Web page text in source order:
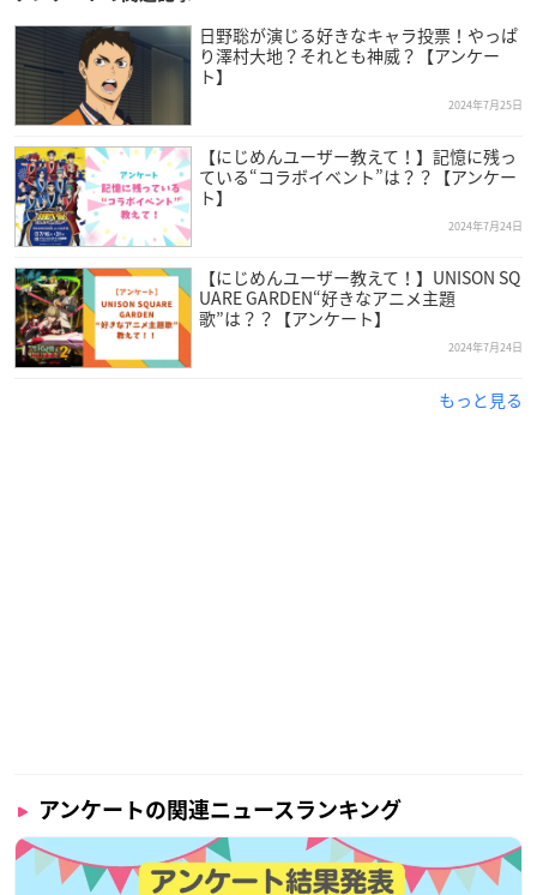
日野聡が演じる好きなキャラ投票！やっぱ
り澤村大地？それとも神威？【アンケー
ト】
2024年7月25日
【にじめんユーザー教えて！】記憶に残っ
ている“コラボイベント”は？？【アンケー
ト】
2024年7月24日
【にじめんユーザー教えて！】UNISON SQ
UARE GARDEN“好きなアニメ主題
歌”は？？【アンケート】
2024年7月24日
もっと見る
アンケートの関連ニュースランキング